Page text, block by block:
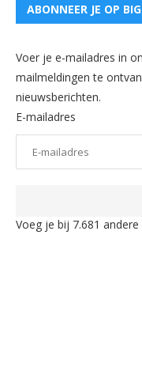
ABONNEER JE OP
Voer je e-mailadres in
mailmeldingen te
nieuwsberichten.
E-mailadres
Voeg je bij 7.681